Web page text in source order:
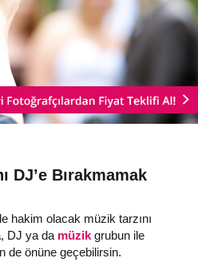
DJ’e Bırakmamak
hakim olacak müzik tarzını
DJ ya da müzik grubun ile
de önüne geçebilirsin.